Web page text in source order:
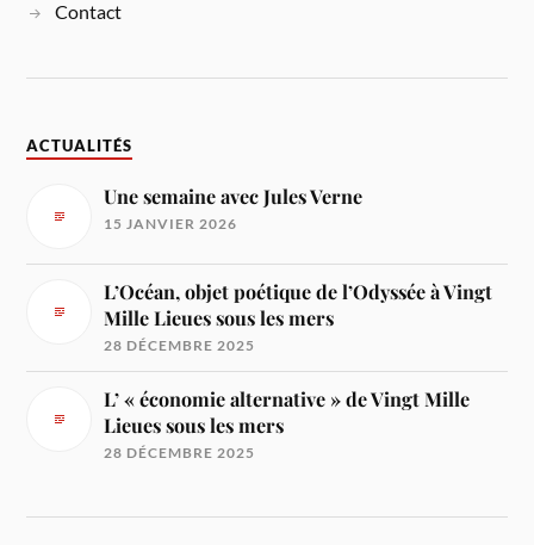
Contact
ACTUALITÉS
Une semaine avec Jules Verne
15 JANVIER 2026
L’Océan, objet poétique de l’Odyssée à Vingt
Mille Lieues sous les mers
28 DÉCEMBRE 2025
L’ « économie alternative » de Vingt Mille
Lieues sous les mers
28 DÉCEMBRE 2025